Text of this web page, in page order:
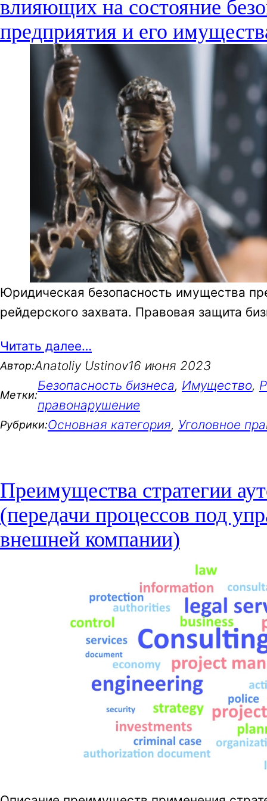
влияющих на состояние
предприятия и его
Юридическая безопасность имущества
рейдерского захвата. Правовая защита
Читать далее…
Автор:Anatoliy Ustinov16 июня 2023
Метки:
Безопасность бизнеса, Имущество,
правонарушение
Рубрики:Основная категория, Уголовное
Преимущества стратегии
(передачи процессов под
внешней компании)